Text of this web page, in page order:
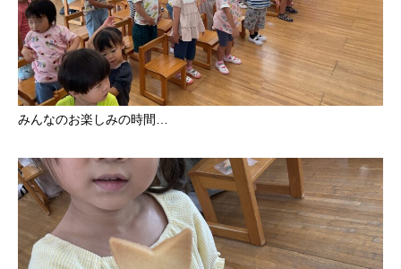
みんなのお楽しみの時間…